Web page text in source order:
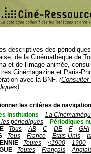
descriptives des
de la Cinémathèque de
et de l'image animée,
Cinémagazine et Paris-
avec la BNF.
les critères de
institutions
La
les périodiques
Périodiques
Tous AB C DE F
GHI
Tous France Etats-Unis
Toutes <1900
1900
Toutes Français